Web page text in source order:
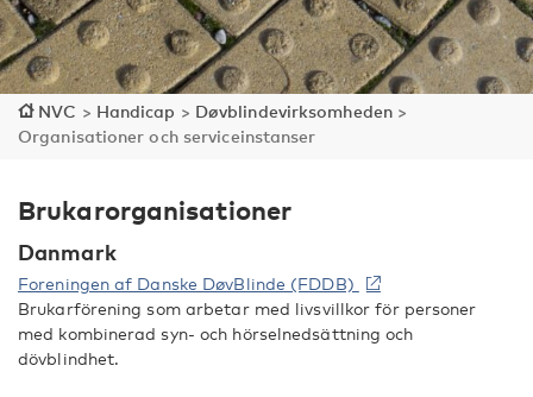
NVC > Handicap > Døvblindevirksomheden>
Organisationer och serviceinstanser
Brukarorganisationer
Danmark
Foreningen af Danske DøvBlinde (FDDB)
Brukarförening som arbetar med livsvillkor för personer
med kombinerad syn- och hörselnedsättning och
dövblindhet.